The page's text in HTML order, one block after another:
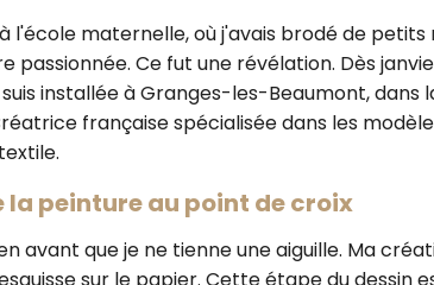
maternelle, où j'avais brodé de
Ce fut une révélation. Dès
installée à Granges-les-Beaumont,
française spécialisée dans les
la peinture au point de croix
avant que je ne tienne une aiguille. Ma